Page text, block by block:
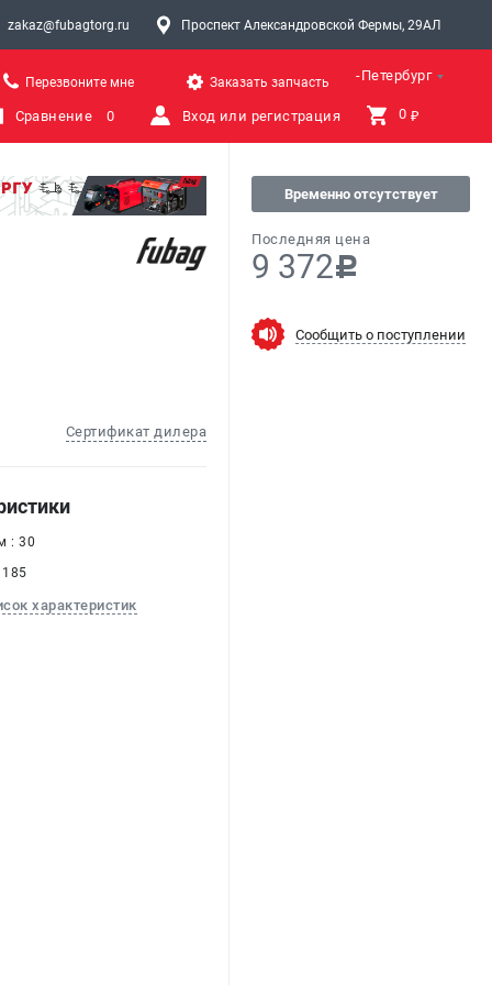
zakaz@fubagtorg.ru Проспект Александровской Фермы, 29АЛ
Санкт-Петербург
Перезвоните мне Заказать запчасть
Сравнение 0 Вход или регистрация 0 ₽
Сертификат дилера
Временно отсутствует
Последняя цена
9 372c
Сообщить о поступлении
: 30
характеристик